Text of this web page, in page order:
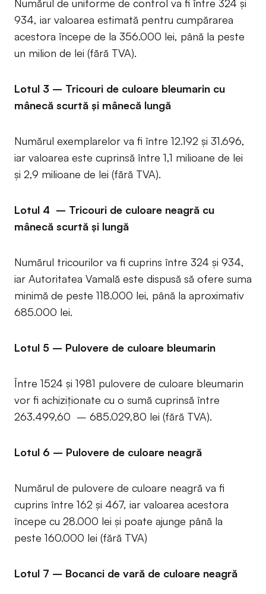
Numărul de uniforme de control va fi între 324 și
934, iar valoarea estimată pentru cumpărarea
acestora începe de la 356.000 lei, până la peste
un milion de lei (fără TVA).
Lotul 3 – Tricouri de culoare bleumarin cu
mânecă scurtă și mânecă lungă
Numărul exemplarelor va fi între 12.192 și 31.696,
iar valoarea este cuprinsă între 1,1 milioane de lei
și 2,9 milioane de lei (fără TVA).
Lotul 4 – Tricouri de culoare neagră cu
mânecă scurtă și lungă
Numărul tricourilor va fi cuprins între 324 și 934,
iar Autoritatea Vamală este dispusă să ofere suma
minimă de peste 118.000 lei, până la aproximativ
685.000 lei.
Lotul 5 – Pulovere de culoare bleumarin
Între 1524 și 1981 pulovere de culoare bleumarin
vor fi achiziționate cu o sumă cuprinsă între
263.499,60 – 685.029,80 lei (fără TVA).
Lotul 6 – Pulovere de culoare neagră
Numărul de pulovere de culoare neagră va fi
cuprins între 162 și 467, iar valoarea acestora
începe cu 28.000 lei și poate ajunge până la
peste 160.000 lei (fără TVA)
Lotul 7 – Bocanci de vară de culoare neagră